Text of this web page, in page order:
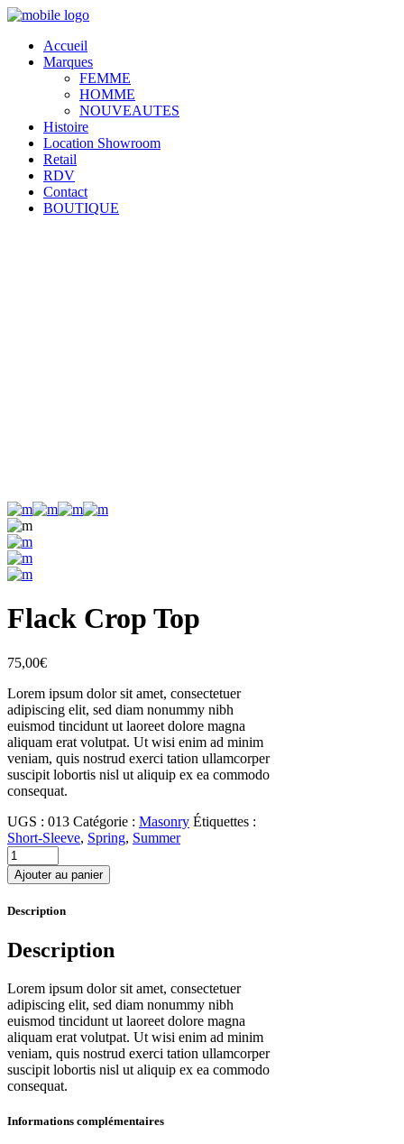
Accueil
Marques
FEMME
HOMME
NOUVEAUTES
Histoire
Location Showroom
Retail
RDV
Contact
BOUTIQUE
Flack Crop Top
75,00€
Lorem ipsum dolor sit amet, consectetuer
adipiscing elit, sed diam nonummy nibh
euismod tincidunt ut laoreet dolore magna
aliquam erat volutpat. Ut wisi enim ad minim
veniam, quis nostrud exerci tation ullamcorper
suscipit lobortis nisl ut aliquip ex ea commodo
consequat.
UGS : 013 Catégorie : Masonry Étiquettes :
Short-Sleeve, Spring, Summer
Ajouter au panier
Description
Description
Lorem ipsum dolor sit amet, consectetuer
adipiscing elit, sed diam nonummy nibh
euismod tincidunt ut laoreet dolore magna
aliquam erat volutpat. Ut wisi enim ad minim
veniam, quis nostrud exerci tation ullamcorper
suscipit lobortis nisl ut aliquip ex ea commodo
consequat.
Informations complémentaires